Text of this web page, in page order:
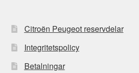
Citroën Peugeot reservdelar
Integritetspolicy
Betalningar